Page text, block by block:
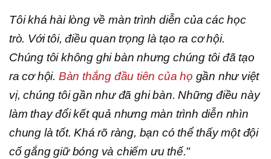
Tôi khá hài lòng về màn trình diễn của các học
trò. Với tôi, điều quan trọng là tạo ra cơ hội.
Chúng tôi không ghi bàn nhưng chúng tôi đã tạo
ra cơ hội. Bàn thắng đầu tiên của họ gần như việt
vị, chúng tôi gần như đã ghi bàn. Những điều này
làm thay đổi kết quả nhưng màn trình diễn nhìn
chung là tốt. Khá rõ ràng, bạn có thể thấy một đội
cố gắng giữ bóng và chiếm ưu thế."